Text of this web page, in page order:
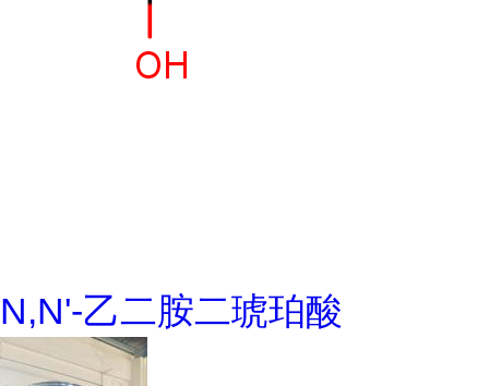
N,N'-乙二胺二琥珀酸